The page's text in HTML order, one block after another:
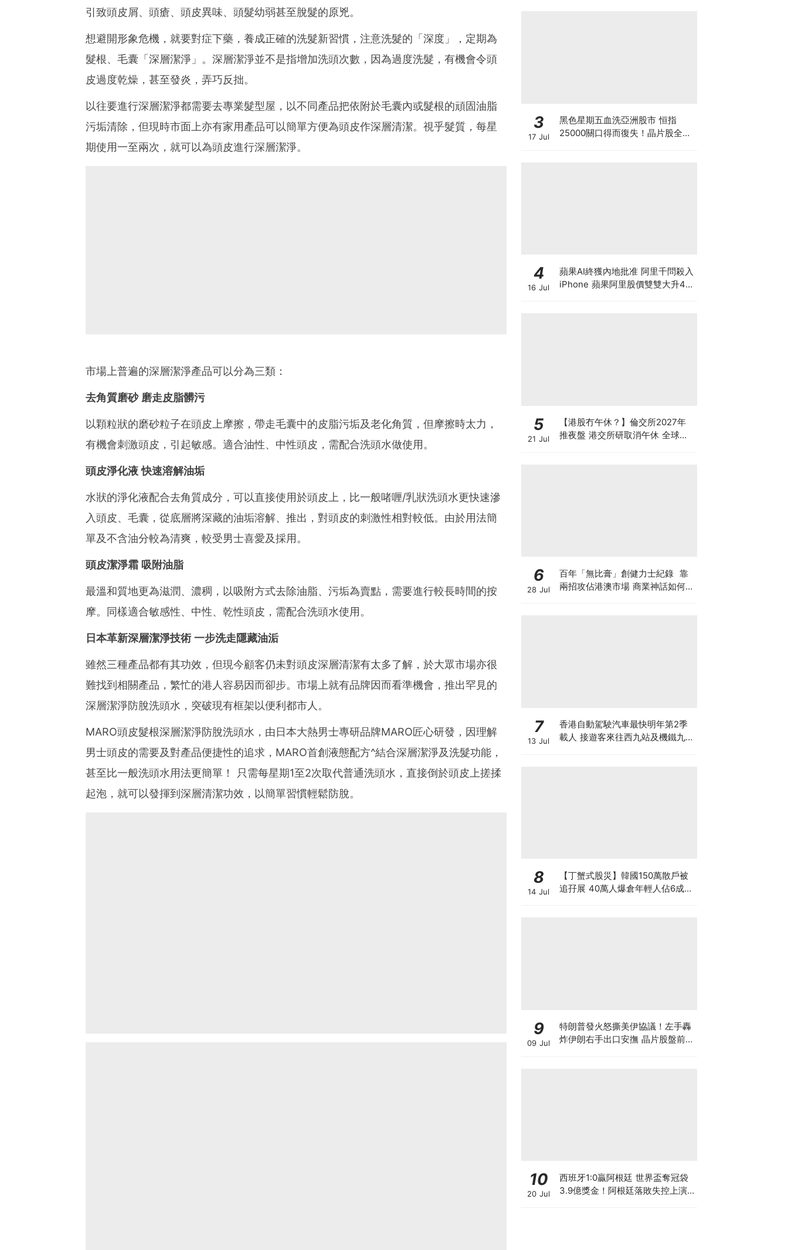
引致頭皮屑、頭瘡、頭皮異味、頭髮幼弱甚至脫髮的原兇。
想避開形象危機，就要對症下藥，養成正確的洗髮新習慣，注意洗髮的「深度」，定期為
髮根、毛囊「深層潔淨」。深層潔淨並不是指增加洗頭次數，因為過度洗髮，有機會令頭
皮過度乾燥，甚至發炎，弄巧反拙。
以往要進行深層潔淨都需要去專業髮型屋，以不同產品把依附於毛囊內或髮根的頑固油脂
污垢清除，但現時市面上亦有家用產品可以簡單方便為頭皮作深層清潔。視乎髮質，每星
期使用一至兩次，就可以為頭皮進行深層潔淨。
市場上普遍的深層潔淨產品可以分為三類：
去角質磨砂 磨走皮脂髒污
以顆粒狀的磨砂粒子在頭皮上摩擦，帶走毛囊中的皮脂污垢及老化角質，但摩擦時太力，
有機會刺激頭皮，引起敏感。適合油性、中性頭皮，需配合洗頭水做使用。
頭皮淨化液 快速溶解油垢
水狀的淨化液配合去角質成分，可以直接使用於頭皮上，比一般啫喱/乳狀洗頭水更快速滲
入頭皮、毛囊，從底層將深藏的油垢溶解、推出，對頭皮的刺激性相對較低。由於用法簡
單及不含油分較為清爽，較受男士喜愛及採用。
頭皮潔淨霜 吸附油脂
最溫和質地更為滋潤、濃稠，以吸附方式去除油脂、污垢為賣點，需要進行較長時間的按
摩。同樣適合敏感性、中性、乾性頭皮，需配合洗頭水使用。
日本革新深層潔淨技術 一步洗走隱藏油洉
雖然三種產品都有其功效，但現今顧客仍未對頭皮深層清潔有太多了解，於大眾市場亦很
難找到相關產品，繁忙的港人容易因而卻步。市場上就有品牌因而看準機會，推出罕見的
深層潔淨防脫洗頭水，突破現有框架以便利都市人。
MARO頭皮髮根深層潔淨防脫洗頭水，由日本大熱男士專研品牌MARO匠心研發，因理解
男士頭皮的需要及對產品便捷性的追求，MARO首創液態配方^結合深層潔淨及洗髮功能，
甚至比一般洗頭水用法更簡單！ 只需每星期1至2次取代普通洗頭水，直接倒於頭皮上搓揉
起泡，就可以發揮到深層清潔功效，以簡單習慣輕鬆防脫。
3
17 Jul
黑色星期五血洗亞洲股市 恒指
25000關口得而復失！晶片股全線
4
16 Jul
蘋果AI終獲內地批准 阿里千問殺入
iPhone 蘋果阿里股價雙雙大升4%
5
21 Jul
【港股冇午休？】倫交所2027年
推夜盤 港交所研取消午休 全球交
6
28 Jul
百年「無比膏」創健力士紀錄 靠
兩招攻佔港澳市場 商業神話如何面
7
13 Jul
香港自動駕駛汽車最快明年第2季
載人 接遊客來往西九站及機鐵九龍
8
14 Jul
【丁蟹式股災】韓國150萬散戶被
追孖展 40萬人爆倉年輕人佔6成
9
09 Jul
特朗普發火怒撕美伊協議！左手轟
炸伊朗右手出口安撫 晶片股盤前暴
10
20 Jul
西班牙1:0贏阿根廷 世界盃奪冠袋
3.9億獎金！阿根廷落敗失控上演